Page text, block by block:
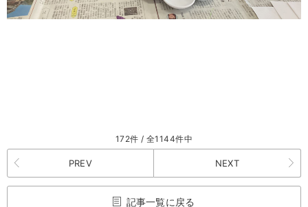
172件 / 全1144件中
PREV NEXT
記事一覧に戻る